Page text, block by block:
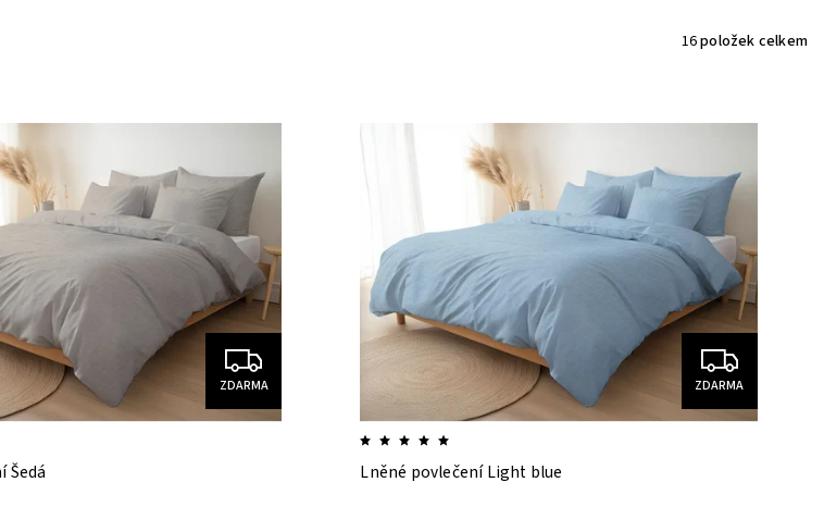
16položek celkem
ZDARMA
Šedá
ZDARMA
Lněné povlečení Light blue